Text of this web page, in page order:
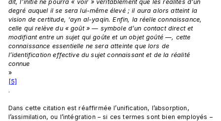
dit, l’initié ne pourra « voir » véritablement que les réalités d’un
degré auquel il se sera lui-même élevé ; il aura alors atteint la
vision de certitude, ‘ayn al-yaqin. Enfin, la réelle connaissance,
celle qui relève du « goût » — symbole d’un contact direct et
modifiant entre un sujet qui goûte et un objet goûté —, cette
connaissance essentielle ne sera atteinte que lors de
l’identification effective du sujet connaissant et de la réalité
connue
»
[5]
.
Dans cette citation est réaffirmée l’unification, l’absorption,
l’assimilation, ou l’intégration – si ces termes sont bien employés –